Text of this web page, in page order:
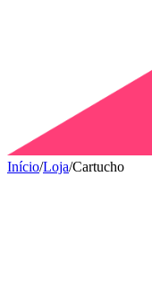
Início/Loja/Cartucho